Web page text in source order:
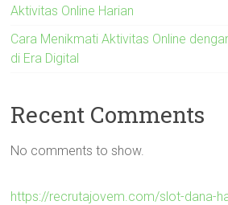
Aktivitas Online Harian
Cara Menikmati Aktivitas Online
di Era Digital
Recent Comments
No comments to show.
https://recrutajovem.com/slot-dana-